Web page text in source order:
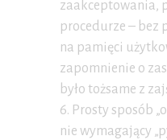
zaakceptowania,
procedurze – bez
na pamięci
zapomnienie o
było tożsame z
6. Prosty sposób
nie wymagający